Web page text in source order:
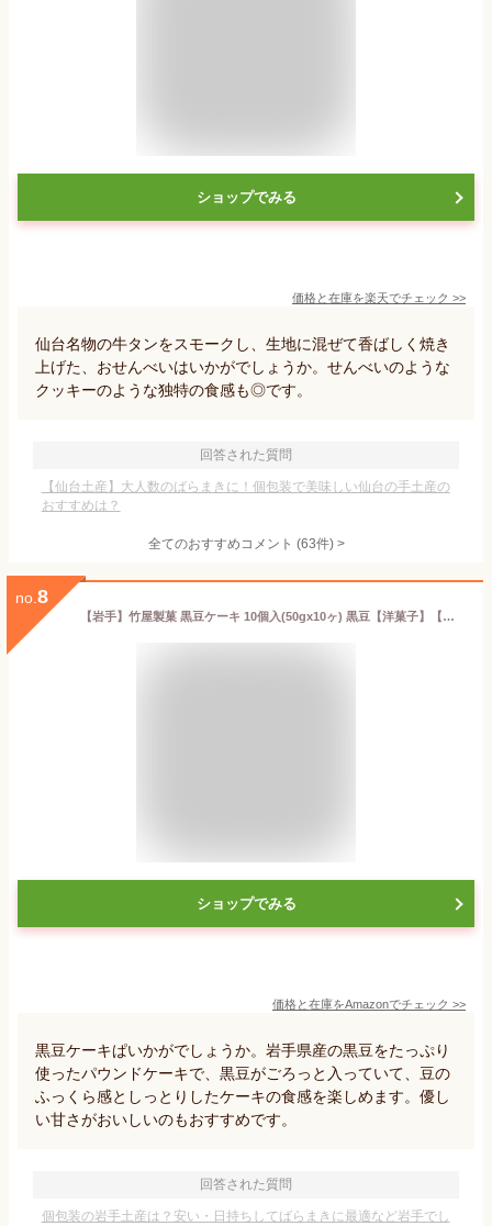
ショップでみる
価格と在庫を楽天でチェック >>
仙台名物の牛タンをスモークし、生地に混ぜて香ばしく焼き
上げた、おせんべいはいかがでしょうか。せんべいのような
クッキーのような独特の食感も◎です。
回答された質問
【仙台土産】大人数のばらまきに！個包装で美味しい仙台の手土産の
おすすめは？
全てのおすすめコメント (63件) >
no. 8
【岩手】竹屋製菓 黒豆ケーキ 10個入(50gx10ヶ) 黒豆【洋菓子】【久慈】
ショップでみる
価格と在庫をAmazonでチェック >>
黒豆ケーキぱいかがでしょうか。岩手県産の黒豆をたっぷり
使ったパウンドケーキで、黒豆がごろっと入っていて、豆の
ふっくら感としっとりしたケーキの食感を楽しめます。優し
い甘さがおいしいのもおすすめです。
回答された質問
個包装の岩手土産は？安い・日持ちしてばらまきに最適など岩手でし